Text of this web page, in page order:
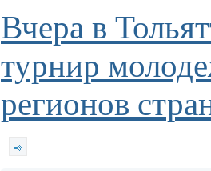
Вчера в
турнир
регионов